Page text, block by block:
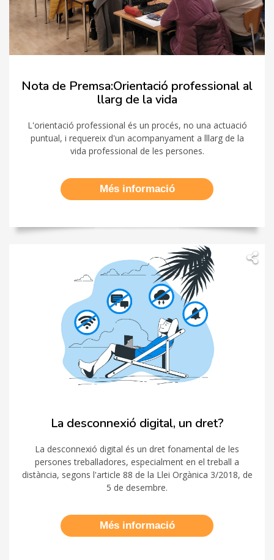
Nota de Premsa:Orientació professional al
llarg de la vida
L'orientació professional és un procés, no una actuació
puntual, i requereix d'un acompanyament a lllarg de la
vida professional de les persones.
Més informació
La desconnexió digital, un dret?
La desconnexió digital és un dret fonamental de les
persones treballadores, especialment en el treball a
distància, segons l'article 88 de la Llei Orgànica 3/2018, de
5 de desembre.
Més informació